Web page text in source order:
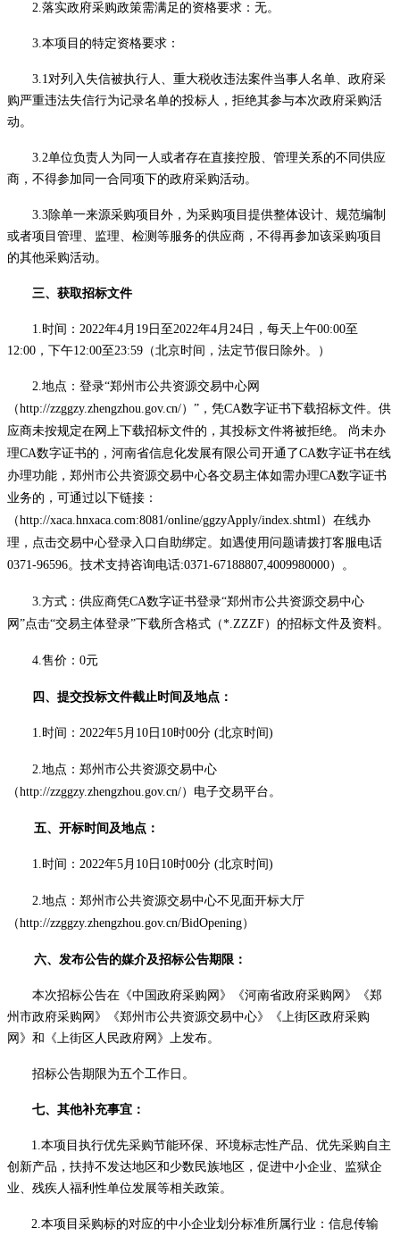
2.落实政府采购政策需满足的资格要求：无。
3.本项目的特定资格要求：
3.1对列入失信被执行人、重大税收违法案件当事人名单、政府采
购严重违法失信行为记录名单的投标人，拒绝其参与本次政府采购活
动。
3.2单位负责人为同一人或者存在直接控股、管理关系的不同供应
商，不得参加同一合同项下的政府采购活动。
3.3除单一来源采购项目外，为采购项目提供整体设计、规范编制
或者项目管理、监理、检测等服务的供应商，不得再参加该采购项目
的其他采购活动。
三、获取招标文件
1.时间：2022年4月19日至2022年4月24日，每天上午00:00至
12:00，下午12:00至23:59（北京时间，法定节假日除外。）
2.地点： 登录“郑州市公共资源交易中心网
（http://zzggzy.zhengzhou.gov.cn/） ”，凭CA数字证书下载招标文件。供
应商未按规定在网上下载招标文件的，其投标文件将被拒绝。 尚未办
理CA数字证书的，河南省信息化发展有限公司开通了CA数字证书在线
办理功能，郑州市公共资源交易中心各交易主体如需办理CA数字证书
业务的，可通过以下链接：
（http://xaca.hnxaca.com:8081/online/ggzyApply/index.shtml）在线办
理，点击交易中心登录入口自助绑定。如遇使用问题请拨打客服电话
0371-96596。技术支持咨询电话:0371-67188807,4009980000）。
3.方式： 供应商凭CA数字证书登录“郑州市公共资源交易中心
网”点击“交易主体登录”下载所含格式（*.ZZZF）的招标文件及资料。
4.售价： 0元
四、提交投标文件截止时间及地点：
1.时间：2022年5月10日10时00分 (北京时间)
2.地点：郑州市公共资源交易中心
（http://zzggzy.zhengzhou.gov.cn/）电子交易平台。
五、开标时间及地点：
1.时间：2022年5月10日10时00分 (北京时间)
2.地点： 郑州市公共资源交易中心不见面开标大厅
（http://zzggzy.zhengzhou.gov.cn/BidOpening）
六、发布公告的媒介及招标公告期限：
本次招标公告在《中国政府采购网》《河南省政府采购网》《郑
州市政府采购网》《郑州市公共资源交易中心》《上街区政府采购
网》和《上街区人民政府网》上发布。
招标公告期限为五个工作日。
七、其他补充事宜：
1.本项目执行优先采购节能环保、环境标志性产品、优先采购自主
创新产品，扶持不发达地区和少数民族地区，促进中小企业、监狱企
业、残疾人福利性单位发展等相关政策。
2.本项目采购标的对应的中小企业划分标准所属行业：信息传输